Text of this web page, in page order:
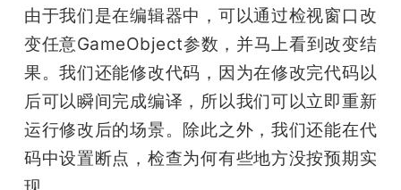
由于我们是在编辑器中，可以通过检视窗口改
变任意GameObject参数，并马上看到改变结
果。我们还能修改代码，因为在修改完代码以
后可以瞬间完成编译，所以我们可以立即重新
运行修改后的场景。除此之外，我们还能在代
码中设置断点，检查为何有些地方没按预期实